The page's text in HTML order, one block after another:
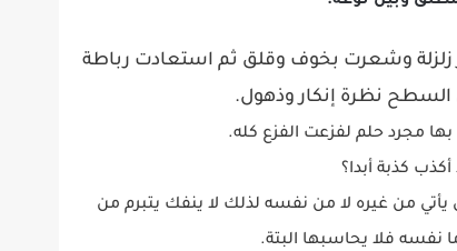
زلزلة وشعرت بخوف وقلق ثم استعادت رباطة
نظرة إنكار وذهول.
مجرد حلم لفزعت الفزع كله.
كذبة أبدا؟
يأتي من غيره لا من نفسه لذلك لا ينفك يتبرم من
نفسه فلا يحاسبها البتة.